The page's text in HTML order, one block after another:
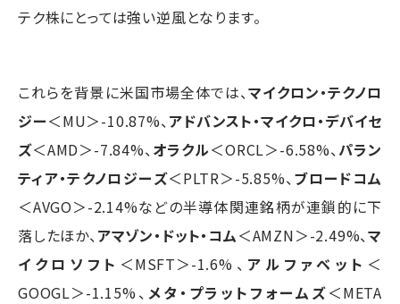
テク株にとっては強い逆風となります。
これらを背景に米国市場全体では、マイクロン・テクノロ
ジー＜MU＞-10.87%、アドバンスト・マイクロ・デバイセ
ズ＜AMD＞-7.84%、オラクル＜ORCL＞-6.58%、パラン
ティア・テクノロジーズ＜PLTR＞-5.85%、ブロードコム
＜AVGO＞-2.14%などの半導体関連銘柄が連鎖的に下
落したほか、アマゾン・ドット・コム＜AMZN＞-2.49%、マ
イクロソフト ＜MSFT＞-1.6%、 アルファベット ＜
GOOGL＞-1.15%、 メタ・プラットフォームズ＜META